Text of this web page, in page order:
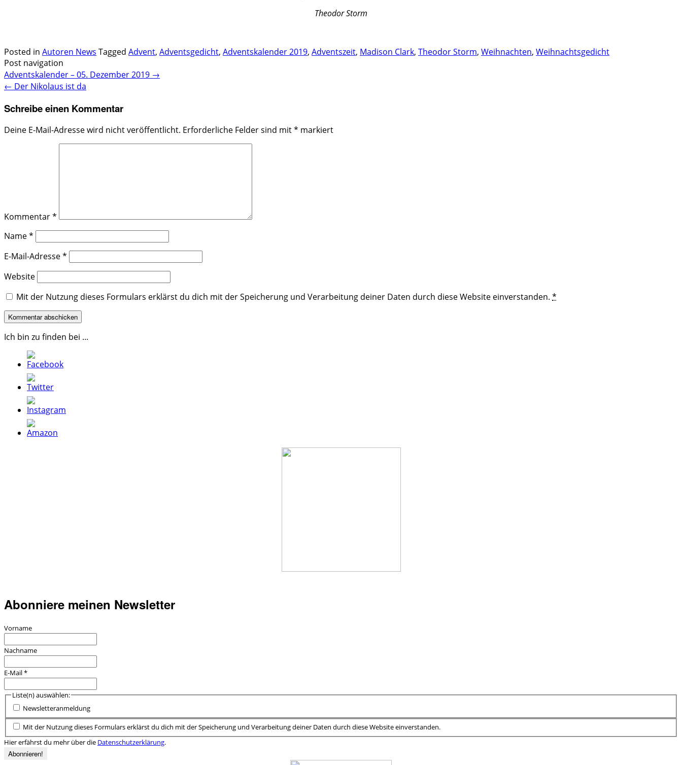
Theodor Storm
Posted in Autoren News Tagged Advent, Adventsgedicht, Adventskalender 2019, Adventszeit, Madison Clark, Theodor Storm, Weihnachten, Weihnachtsgedicht
Post navigation
Adventskalender – 05. Dezember 2019 →
← Der Nikolaus ist da
Schreibe einen Kommentar
Deine E-Mail-Adresse wird nicht veröffentlicht. Erforderliche Felder sind mit* markiert
Kommentar*
Name*
E-Mail-Adresse*
Website
Mit der Nutzung dieses Formulars erklärst du dich mit der Speicherung und Verarbeitung deiner Daten durch diese Website einverstanden. *
Ich bin zu finden bei ...
Abonniere meinen Newsletter
Vorname
Nachname
E-Mail*
Liste(n) auswählen:
Newsletteranmeldung
Mit der Nutzung dieses Formulars erklärst du dich mit der Speicherung und Verarbeitung deiner Daten durch diese Website einverstanden.
Hier erfährst du mehr über die Datenschutzerklärung.